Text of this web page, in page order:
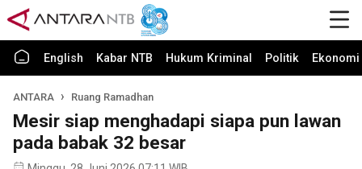
English Kabar NTB Hukum Kriminal Politik
ANTARA Ruang Ramadhan
Mesir siap menghadapi siapa pun lawan
pada babak 32 besar